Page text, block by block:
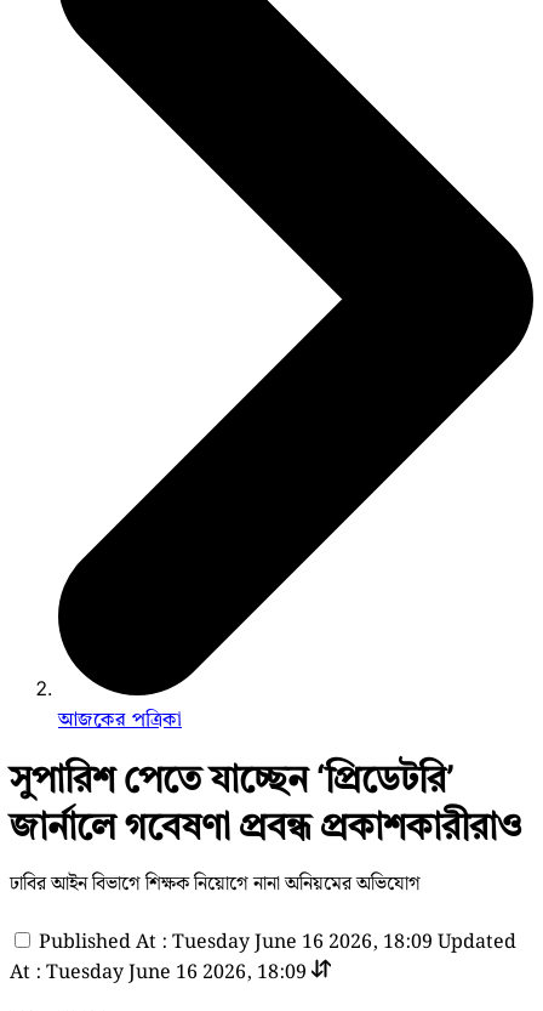
আজকের পত্রিকা
সুপারিশ পেতে যাচ্ছেন ‘প্রিডেটরি’
জার্নালে গবেষণা প্রবন্ধ প্রকাশকারীরাও
ঢাবির আইন বিভাগে শিক্ষক নিয়োগে নানা অনিয়মের অভিযোগ
Published At : Tuesday June 16 2026, 18:09 Updated
At : Tuesday June 16 2026, 18:09